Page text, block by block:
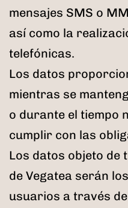
mensajes SMS o
así como la
telefónicas.
Los datos
mientras se
o durante el tiempo
cumplir con las
Los datos objeto
de Vegatea serán
usuarios a través